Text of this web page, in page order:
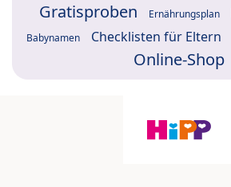
Gratisproben Ernährungsplan
Babynamen Checklisten für Eltern
Online-Shop